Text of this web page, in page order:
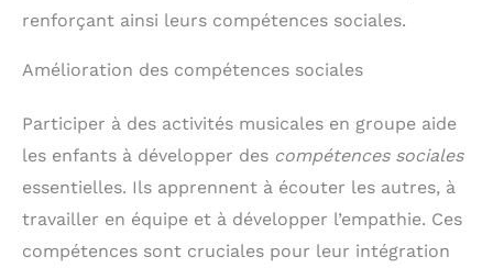
renforçant ainsi leurs compétences sociales.
Amélioration des compétences sociales
Participer à des activités musicales en groupe aide
les enfants à développer des compétences sociales
essentielles. Ils apprennent à écouter les autres, à
travailler en équipe et à développer l’empathie. Ces
compétences sont cruciales pour leur intégration